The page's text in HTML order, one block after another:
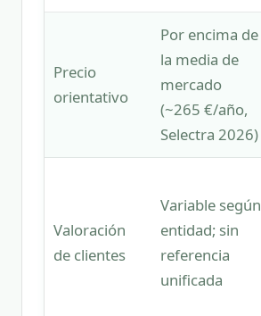
Precio
orientativo
Por encima de
la media de
mercado
(~265 €/año,
Selectra 2026)
Valoración
de clientes
Variable según
entidad; sin
referencia
unificada